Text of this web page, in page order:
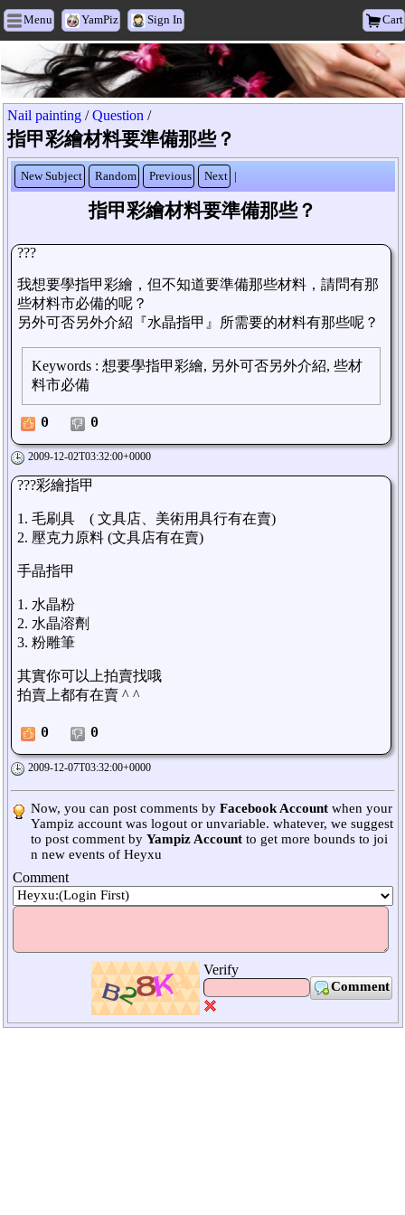
Menu YamPiz Sign In Cart
Heyxu Vogue
Nail painting /Question /
指甲彩繪材料要準備那些？
New Subject Random Previous Next |
指甲彩繪材料要準備那些？
???
我想要學指甲彩繪，但不知道要準備那些材料，請問有那
些材料市必備的呢？
另外可否另外介紹『水晶指甲』所需要的材料有那些呢？
Keywords : 想要學指甲彩繪, 另外可否另外介紹, 些材
料市必備
0 0
2009-12-02T03:32:00+0000
???彩繪指甲
1. 毛刷具 ( 文具店、美術用具行有在賣)
2. 壓克力原料 (文具店有在賣)
手晶指甲
1. 水晶粉
2. 水晶溶劑
3. 粉雕筆
其實你可以上拍賣找哦
拍賣上都有在賣 ^ ^
0 0
2009-12-07T03:32:00+0000
Now, you can post comments by Facebook Account when your
Yampiz account was logout or unvariable. whatever, we suggest
to post comment by Yampiz Account to get more bounds to joi
n new events of Heyxu
Comment
Verify
Comment